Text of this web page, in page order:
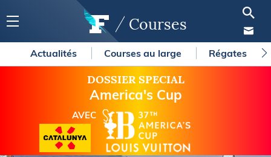
Courses
Actualités Courses au large Régates
DOSSIER SPECIAL
America's Cup
AVEC